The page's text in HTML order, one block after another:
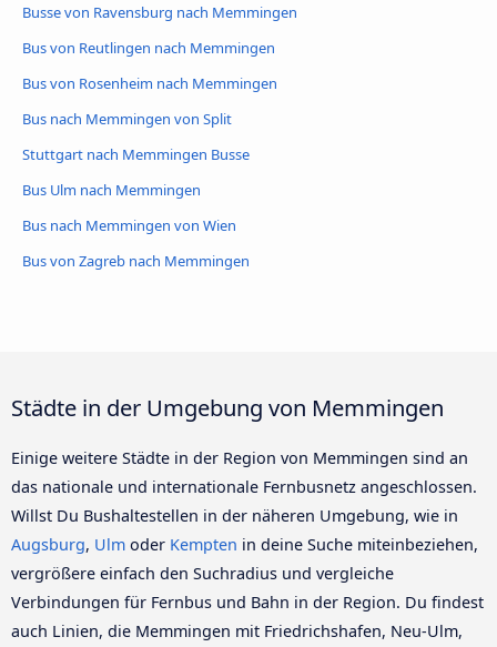
Busse von Ravensburg nach Memmingen
Bus von Reutlingen nach Memmingen
Bus von Rosenheim nach Memmingen
Bus nach Memmingen von Split
Stuttgart nach Memmingen Busse
Bus Ulm nach Memmingen
Bus nach Memmingen von Wien
Bus von Zagreb nach Memmingen
Städte in der Umgebung von Memmingen
Einige weitere Städte in der Region von Memmingen sind an
das nationale und internationale Fernbusnetz angeschlossen.
Willst Du Bushaltestellen in der näheren Umgebung, wie in
Augsburg, Ulm oder Kempten in deine Suche miteinbeziehen,
vergrößere einfach den Suchradius und vergleiche
Verbindungen für Fernbus und Bahn in der Region. Du findest
auch Linien, die Memmingen mit Friedrichshafen, Neu-Ulm,